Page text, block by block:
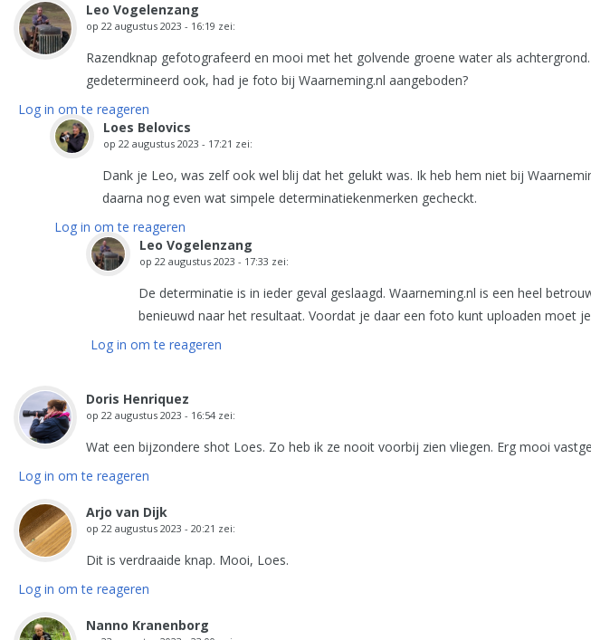
Leo Vogelenzang
op 22 augustus 2023 - 16:19 zei:
Razendknap gefotografeerd en mooi met het golvende groene water als
gedetermineerd ook, had je foto bij Waarneming.nl aangeboden?
Log in om te reageren
Loes Belovics
op 22 augustus 2023 - 17:21 zei:
Dank je Leo, was zelf ook wel blij dat het gelukt was. Ik heb hem niet bij
daarna nog even wat simpele determinatiekenmerken gecheckt.
Log in om te reageren
Leo Vogelenzang
op 22 augustus 2023 - 17:33 zei:
De determinatie is in ieder geval geslaagd. Waarneming.nl is een heel
benieuwd naar het resultaat. Voordat je daar een foto kunt uploaden moet
Log in om te reageren
Doris Henriquez
op 22 augustus 2023 - 16:54 zei:
Wat een bijzondere shot Loes. Zo heb ik ze nooit voorbij zien vliegen. Erg mooi
Log in om te reageren
Arjo van Dijk
op 22 augustus 2023 - 20:21 zei:
Dit is verdraaide knap. Mooi, Loes.
Log in om te reageren
Nanno Kranenborg